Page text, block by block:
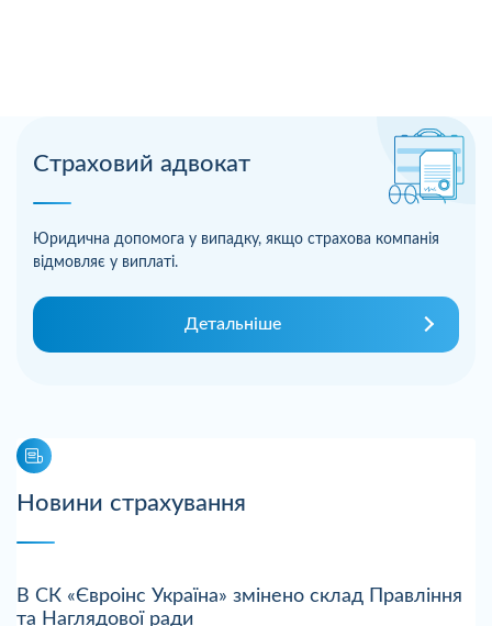
Страховий адвокат
Юридична допомога у випадку, якщо страхова компанія
відмовляє у виплаті.
Детальніше
Новини страхування
В СК «Євроінс Україна» змінено склад Правління
та Наглядової ради